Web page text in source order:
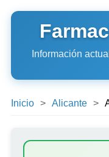
Información
Inicio Alicante